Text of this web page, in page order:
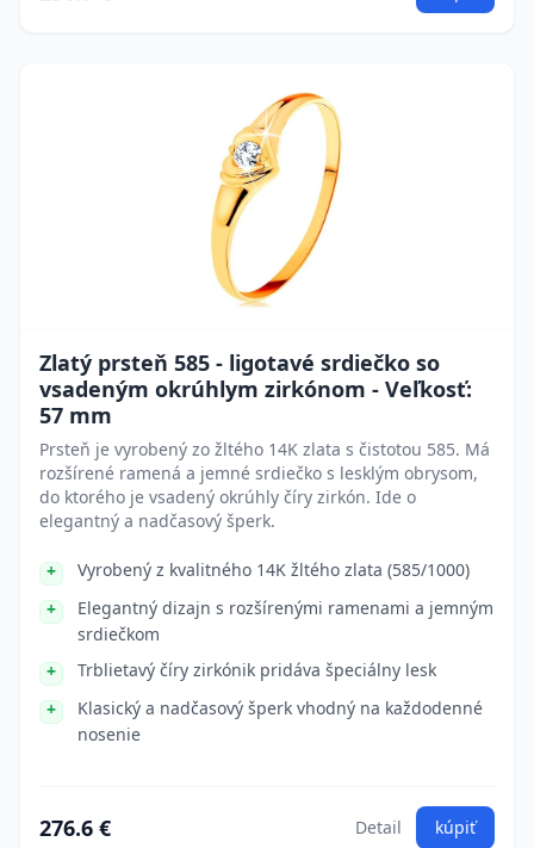
Zlatý prsteň 585 - ligotavé srdiečko so
vsadeným okrúhlym zirkónom - Veľkosť:
57 mm
Prsteň je vyrobený zo žltého 14K zlata s čistotou 585. Má
rozšírené ramená a jemné srdiečko s lesklým obrysom,
do ktorého je vsadený okrúhly číry zirkón. Ide o
elegantný a nadčasový šperk.
Vyrobený z kvalitného 14K žltého zlata (585/1000)
Elegantný dizajn s rozšírenými ramenami a jemným
srdiečkom
Trblietavý číry zirkónik pridáva špeciálny lesk
Klasický a nadčasový šperk vhodný na každodenné
nosenie
276.6 € Detail kúpiť